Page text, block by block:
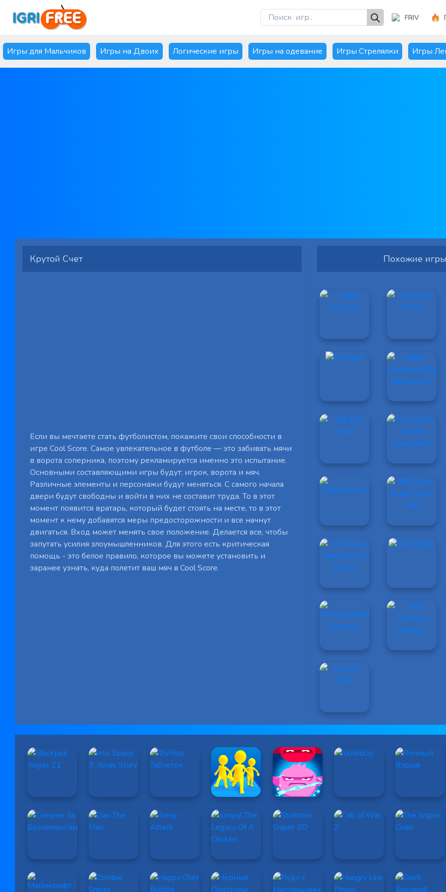
FRIV
Игры для Мальчиков Игры на Двоих Логические игры Игры на одевание Игры Стрелялки Игры
Крутой Счет
Если вы мечтаете стать футболистом, покажите свои способности в
игре Cool Score. Самое увлекательное в футболе — это забивать мячи
в ворота соперника, поэтому рекламируется именно это испытание.
Основными составляющими игры будут: игрок, ворота и мяч.
Различные элементы и персонажи будут меняться. С самого начала
двери будут свободны и войти в них не составит труда. То в этот
момент появится вратарь, который будет стоять на месте, то в этот
момент к нему добавятся меры предосторожности и все начнут
двигаться. Вход может менять свое положение. Делается все, чтобы
запутать усилия злоумышленников. Для этого есть критическая
помощь - это белое правило, которое вы можете установить и
заранее узнать, куда полетит ваш мяч в Cool Score.
Похожие